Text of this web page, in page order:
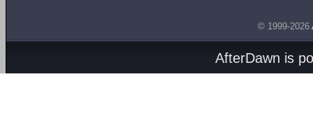
© 1999-2026
AfterDawn is